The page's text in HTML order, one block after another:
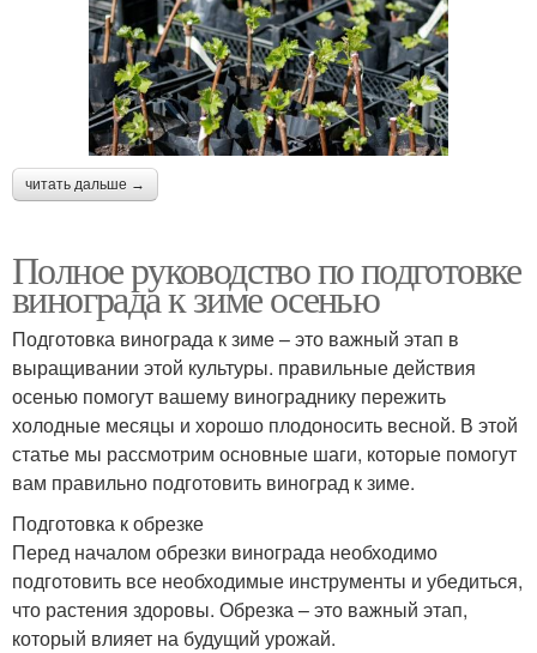
читать дальше →
Полное руководство по подготовке
винограда к зиме осенью
Подготовка винограда к зиме – это важный этап в
выращивании этой культуры. правильные действия
осенью помогут вашему винограднику пережить
холодные месяцы и хорошо плодоносить весной. В этой
статье мы рассмотрим основные шаги, которые помогут
вам правильно подготовить виноград к зиме.
Подготовка к обрезке
Перед началом обрезки винограда необходимо
подготовить все необходимые инструменты и убедиться,
что растения здоровы. Обрезка – это важный этап,
который влияет на будущий урожай.